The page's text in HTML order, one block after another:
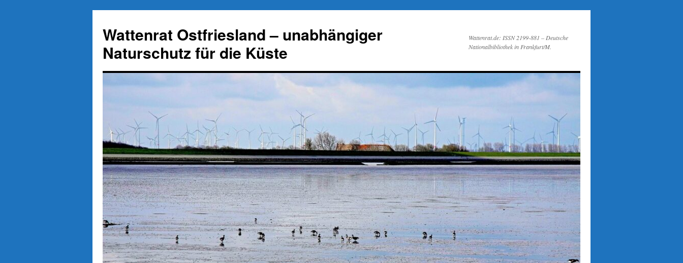
springen
Wattenrat Ostfriesland – unabhängiger
Naturschutz für die Küste
Wattenrat.de: ISSN 2199-881 – Deutsche
Nationalbibliothek in Frankfurt/M.